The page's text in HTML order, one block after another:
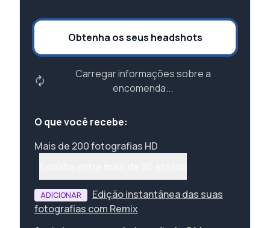
Obtenha os seus headshots
Carregar informações sobre a
encomenda...
O que você recebe:
Mais de 200 fotografias HD
ADICIONAR
Edição instantânea das suas
fotografias com Remix